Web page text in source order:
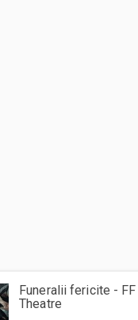
Funeralii fericite - FF
Theatre